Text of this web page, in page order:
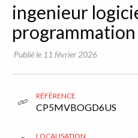
Qui
ingenieur
Publié le 11 février 2026
RÉFÉRENCE
CP5MVBOGD6US
LOCALISATION